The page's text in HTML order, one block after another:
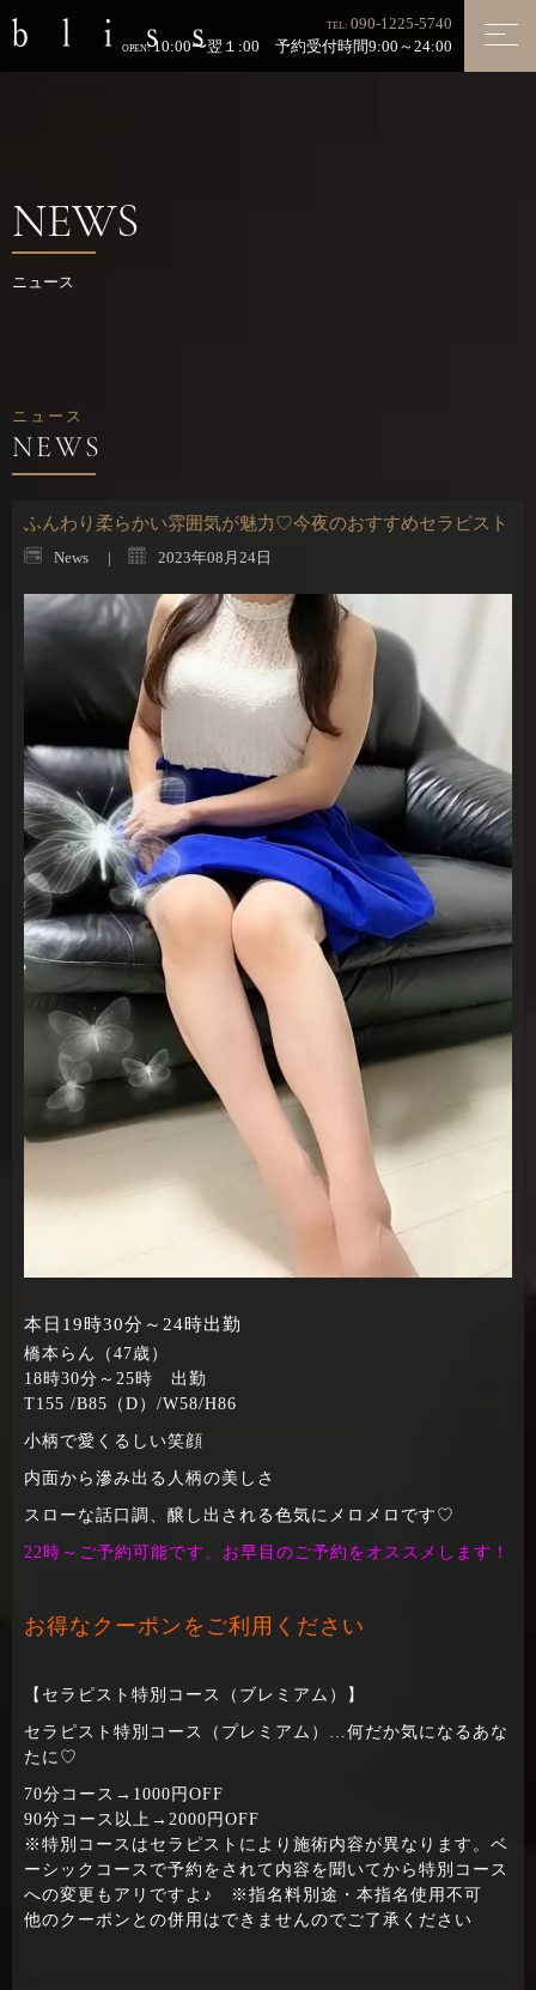
TEL: 090-1225-5740
OPEN:10:00〜翌１:00 予約受付時間9:00～24:00
NEWS
ニュース
ニュース
ふんわり柔らかい雰囲気が魅力♡今夜のおすすめセラピスト
News 2023年08月24日
本日19時30分～24時出勤
橋本らん（47歳）
18時30分～25時 出勤
T155 /B85（D）/W58/H86
小柄で愛くるしい笑顔
内面から滲み出る人柄の美しさ
スローな話口調、醸し出される色気にメロメロです♡
22時～ご予約可能です。お早目のご予約をオススメします！
お得なクーポンをご利用ください
【セラピスト特別コース（ブレミアム）】
セラピスト特別コース（プレミアム）…何だか気になるあな
たに♡
70分コース→1000円OFF
90分コース以上→2000円OFF
※特別コースはセラピストにより施術内容が異なります。ベ
ーシックコースで予約をされて内容を聞いてから特別コース
への変更もアリですよ♪ ※指名料別途・本指名使用不可
他のクーポンとの併用はできませんのでご了承ください